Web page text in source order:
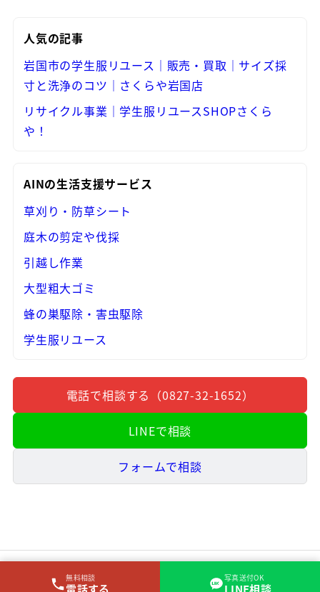
人気の記事
岩国市の学生服リユース｜販売・買取｜サイズ採
寸と洗浄のコツ｜さくらや岩国店
リサイクル事業｜学生服リユースSHOPさくら
や！
AINの生活支援サービス
草刈り・防草シート
庭木の剪定や伐採
引越し作業
大型粗大ゴミ
蜂の巣駆除・害虫駆除
学生服リユース
電話で相談する（0827-32-1652）
LINEで相談
フォームで相談
無料相談
電話する
写真送付OK
LINE相談